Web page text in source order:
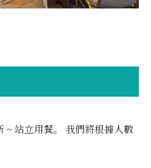
~ 站立用餐。 我們將根據人數